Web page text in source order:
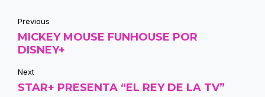
Previous
MICKEY MOUSE FUNHOUSE POR
DISNEY+
Next
STAR+ PRESENTA “EL REY DE LA TV”